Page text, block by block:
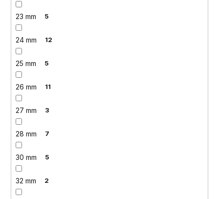
23 mm 5
24 mm 12
25 mm 5
26 mm 11
27 mm 3
28 mm 7
30 mm 5
32 mm 2